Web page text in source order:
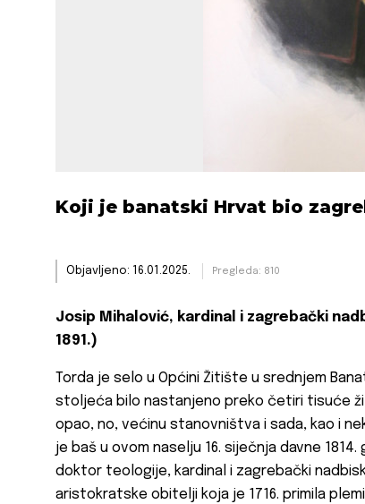
Koji je banatski Hrvat bio
Objavljeno: 16.01.2025. Pregleda: 810
Josip Mihalović, kardinal i zagrebački
1891.)
Torda je selo u Općini Žitište u srednjem
stoljeća bilo nastanjeno preko četiri tisuće
opao, no, većinu stanovništva i sada, kao i
je baš u ovom naselju 16. siječnja davne
doktor teologije, kardinal i zagrebački
aristokratske obitelji koja je 1716. primila